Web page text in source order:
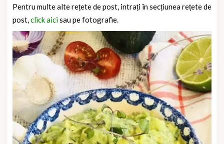
Pentru multe alte rețete de post, intrați în secțiunea rețete de
post,click aicisau pe fotografie.